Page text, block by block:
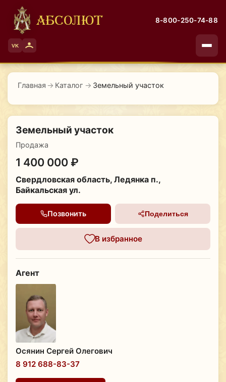
АБСОЛЮТ 8-800-250-74-88
VK
Главная → Каталог → Земельный участок
Земельный участок
Продажа
1 400 000 ₽
Свердловская область, Ледянка п.,
Байкальская ул.
Позвонить Поделиться
В избранное
Агент
Осянин Сергей Олегович
8 912 688-83-37